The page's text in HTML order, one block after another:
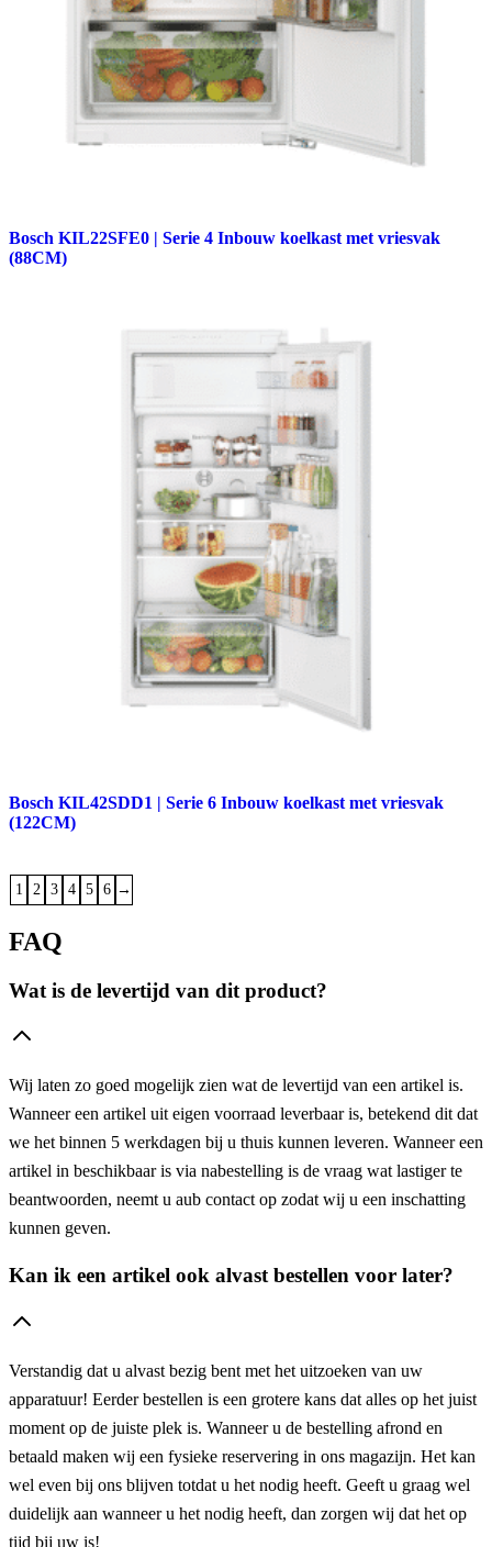
Bosch KIL22SFE0 | Serie 4 Inbouw koelkast met vriesvak
(88CM)
Bosch KIL42SDD1 | Serie 6 Inbouw koelkast met vriesvak
(122CM)
1 2 3 4 5 6 →
FAQ
Wat is de levertijd van dit product?
Wij laten zo goed mogelijk zien wat de levertijd van een artikel is.
Wanneer een artikel uit eigen voorraad leverbaar is, betekend dit dat
we het binnen 5 werkdagen bij u thuis kunnen leveren. Wanneer een
artikel in beschikbaar is via nabestelling is de vraag wat lastiger te
beantwoorden, neemt u aub contact op zodat wij u een inschatting
kunnen geven.
Kan ik een artikel ook alvast bestellen voor later?
Verstandig dat u alvast bezig bent met het uitzoeken van uw
apparatuur! Eerder bestellen is een grotere kans dat alles op het juist
moment op de juiste plek is. Wanneer u de bestelling afrond en
betaald maken wij een fysieke reservering in ons magazijn. Het kan
wel even bij ons blijven totdat u het nodig heeft. Geeft u graag wel
duidelijk aan wanneer u het nodig heeft, dan zorgen wij dat het op
tijd bij uw is!